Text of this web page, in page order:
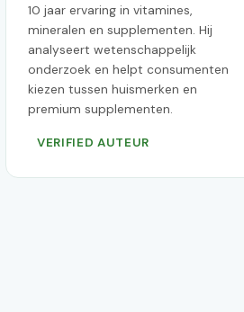
10 jaar ervaring in vitamines,
mineralen en supplementen. Hij
analyseert wetenschappelijk
onderzoek en helpt consumenten
kiezen tussen huismerken en
premium supplementen.
VERIFIED AUTEUR